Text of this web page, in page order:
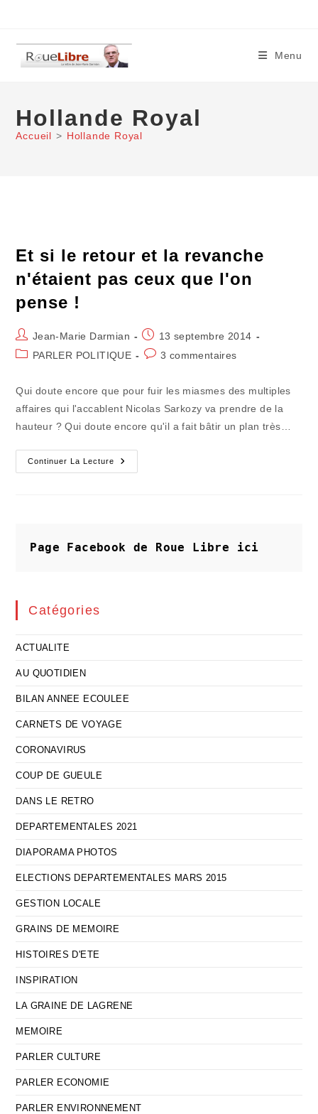
content
Menu
Hollande Royal
Accueil > Hollande Royal
Et si le retour et la revanche
n'étaient pas ceux que l'on
pense !
Auteur/autrice
de
Jean-Marie Darmian
Publication
publiée :
13 septembre 2014
PostPARLER POLITIQUE
Commentaires
3 commentaires
Qui doute encore que pour fuir les miasmes des multiples
affaires qui l'accablent Nicolas Sarkozy va prendre de la
hauteur ? Qui doute encore qu'il a fait bâtir un plan très…
Continuer La Lecture
Et
Si
Pas
Ceux
Page Facebook de Roue Libre ici
Catégories
ACTUALITE
AU QUOTIDIEN
BILAN ANNEE ECOULEE
CARNETS DE VOYAGE
CORONAVIRUS
COUP DE GUEULE
DANS LE RETRO
DEPARTEMENTALES 2021
DIAPORAMA PHOTOS
ELECTIONS DEPARTEMENTALES MARS 2015
GESTION LOCALE
GRAINS DE MEMOIRE
HISTOIRES D'ETE
INSPIRATION
LA GRAINE DE LAGRENE
MEMOIRE
PARLER CULTURE
PARLER ECONOMIE
PARLER ENVIRONNEMENT